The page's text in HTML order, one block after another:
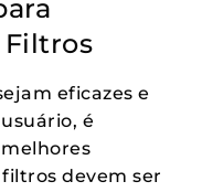
eficazes e
é
devem ser